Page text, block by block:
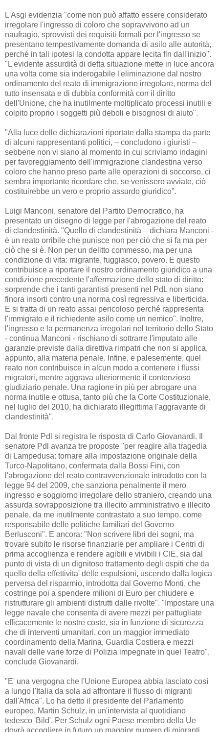
L'Asgi evidenzia "come non può affatto essere considerato
irregolare l'ingresso di coloro che sopravvivono ad un
naufragio, sprovvisti dei requisiti formali per l'ingresso se
presentano tempestivamente domanda di asilo alle autorità,
perché in tali ipotesi la condotta appare lecita fin dall'inizio".
"L'evidente assurdità di detta situazione mette in luce ancora
una volta come sia inderogabile l'eliminazione dal nostro
ordinamento del reato di immigrazione irregolare, norma del
tutto insensata e di dubbia conformità con il diritto
dell'Unione, che ha inutilmente moltiplicato processi inutili e
colpito proprio i soggetti più deboli e bisognosi di aiuto".
"Alla luce delle dichiarazioni riportate dalla stampa da parte
di alcuni rappresentanti politici, – concludono i giuristi –
sebbene non vi siano al momento in cui scriviamo indagini
per favoreggiamento dell'immigrazione clandestina verso
coloro che hanno preso parte alle operazioni di soccorso, ci
sembra importante ricordare che, se venissero avviate, ciò
costituirebbe un vero e proprio assurdo giuridico".
Luigi Manconi, senatore del Partito Democratico, ha
presentato un disegno di legge per l'abrogazione del reato
di clandestinità. "Quello di clandestinità – dichiara Manconi -
è un reato orribile che punisce non per ciò che si fa ma per
ciò che si è. Non per un delitto commesso, ma per una
condizione di vita: migrante, fuggiasco, povero. E questo
contribuisce a riportare il nostro ordinamento giuridico a una
condizione precedente l'affermazione dello stato di diritto:
sorprende che i tanti garantisti presenti nel PdL non siano
finora insorti contro una norma così regressiva e liberticida.
E si tratta di un reato assai pericoloso perché rappresenta
l'immigrato e il richiedente asilo come un nemico". Inoltre,
l'ingresso e la permanenza irregolari nel territorio dello Stato
- continua Manconi - rischiano di sottrarre l'imputato alle
garanzie previste dalla direttiva rimpatri che non si applica,
appunto, alla materia penale. Infine, e palesemente, quel
reato non contribuisce in alcun modo a contenere i flussi
migratori, mentre aggrava ulteriormente il contenzioso
giudiziario penale. Una ragione in più per abrogare una
norma inutile e ottusa, tanto più che la Corte Costituzionale,
nel luglio del 2010, ha dichiarato illegittima l'aggravante di
clandestinità".
Dal fronte Pdl si registra le risposta di Carlo Giovanardi. Il
senatore Pdl avanza tre proposte "per reagire alla tragedia
di Lampedusa: tornare alla impostazione originale della
Turco-Napolitano, confermata dalla Bossi Fini, con
l'abrogazione del reato contravvenzionale introdotto con la
legge 94 del 2009, che sanziona penalmente il mero
ingresso e soggiorno irregolare dello straniero, creando una
assurda sovrapposizione tra illecito amministrativo e illecito
penale, da me inutilmente contrastato a suo tempo, come
responsabile delle politiche familiari del Governo
Berlusconi". E ancora: "Non scrivere libri dei sogni, ma
trovare subito le risorse finanziarie per ampliare i Centri di
prima accoglienza e rendere agibili e vivibili i CIE, sia dal
punto di vista di un dignitoso trattamento degli ospiti che da
quello della effettivita' delle espulsioni, uscendo dalla logica
perversa del risparmio, introdotta dal Governo Monti, che
costringe poi a spendere milioni di Euro per chiudere e
ristrutturare gli ambienti distrutti dalle rivolte". "Impostare una
legge navale che consenta di avere mezzi per pattugliate
efficacemente le nostre coste, sia in funzione di sicurezza
che di interventi umanitari, con un maggior immediato
coordinamento della Marina, Guardia Costiera e mezzi
navali delle varie forze di Polizia impegnate in quel Teatro",
conclude Giovanardi.
"E' una vergogna che l'Unione Europea abbia lasciato così
a lungo l'Italia da sola ad affrontare il flusso di migranti
dall'Africa". Lo ha detto il presidente del Parlamento
europeo, Martin Schulz, in un'intervista al quotidiano
tedesco 'Bild'. Per Schulz ogni Paese membro della Ue
dovrà accogliere in futuro un maggior numero di migranti.